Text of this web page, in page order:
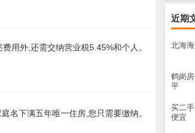
近期
北海
鹤岗
平
买二
便宜
用外,还需交纳营业税5.45%和个人。
名下满五年唯一住房,您只需要缴纳。